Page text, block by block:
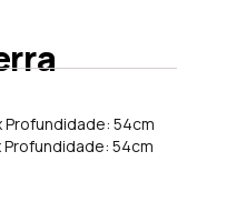
Profundidade: 54cm
Profundidade: 54cm